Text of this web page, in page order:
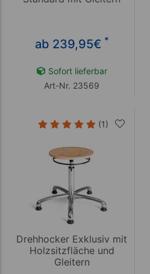
ab 239,95€ *
Sofort lieferbar
Art-Nr. 23569
(1)
Drehhocker Exklusiv mit
Holzsitzfläche und
Gleitern